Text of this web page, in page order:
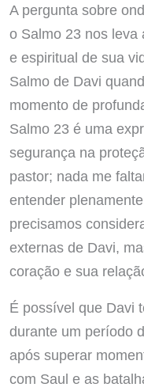
A pergunta sobre
o Salmo 23 nos leva
e espiritual de sua
Salmo de Davi
momento de
Salmo 23 é uma
segurança na
pastor; nada me
entender
precisamos
externas de Davi,
coração e sua
É possível que Davi
durante um período
após superar
com Saul e as